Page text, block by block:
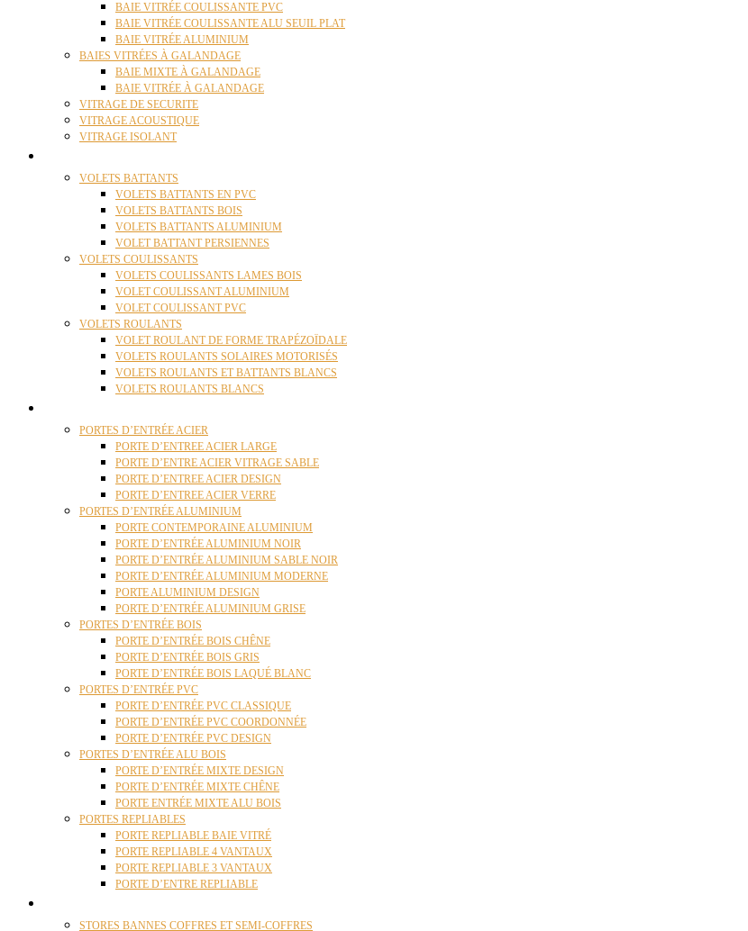
BAIE VITRÉE COULISSANTE PVC
BAIE VITRÉE COULISSANTE ALU SEUIL PLAT
BAIE VITRÉE ALUMINIUM
BAIES VITRÉES À GALANDAGE
BAIE MIXTE À GALANDAGE
BAIE VITRÉE À GALANDAGE
VITRAGE DE SECURITE
VITRAGE ACOUSTIQUE
VITRAGE ISOLANT
VOLETS BATTANTS
VOLETS BATTANTS EN PVC
VOLETS BATTANTS BOIS
VOLETS BATTANTS ALUMINIUM
VOLET BATTANT PERSIENNES
VOLETS COULISSANTS
VOLETS COULISSANTS LAMES BOIS
VOLET COULISSANT ALUMINIUM
VOLET COULISSANT PVC
VOLETS ROULANTS
VOLET ROULANT DE FORME TRAPÉZOÏDALE
VOLETS ROULANTS SOLAIRES MOTORISÉS
VOLETS ROULANTS ET BATTANTS BLANCS
VOLETS ROULANTS BLANCS
PORTES D’ENTRÉE ACIER
PORTE D’ENTREE ACIER LARGE
PORTE D’ENTRE ACIER VITRAGE SABLE
PORTE D’ENTREE ACIER DESIGN
PORTE D’ENTREE ACIER VERRE
PORTES D’ENTRÉE ALUMINIUM
PORTE CONTEMPORAINE ALUMINIUM
PORTE D’ENTRÉE ALUMINIUM NOIR
PORTE D’ENTRÉE ALUMINIUM SABLE NOIR
PORTE D’ENTRÉE ALUMINIUM MODERNE
PORTE ALUMINIUM DESIGN
PORTE D’ENTRÉE ALUMINIUM GRISE
PORTES D’ENTRÉE BOIS
PORTE D’ENTRÉE BOIS CHÊNE
PORTE D’ENTRÉE BOIS GRIS
PORTE D’ENTRÉE BOIS LAQUÉ BLANC
PORTES D’ENTRÉE PVC
PORTE D’ENTRÉE PVC CLASSIQUE
PORTE D’ENTRÉE PVC COORDONNÉE
PORTE D’ENTRÉE PVC DESIGN
PORTES D’ENTRÉE ALU BOIS
PORTE D’ENTRÉE MIXTE DESIGN
PORTE D’ENTRÉE MIXTE CHÊNE
PORTE ENTRÉE MIXTE ALU BOIS
PORTES REPLIABLES
PORTE REPLIABLE BAIE VITRÉ
PORTE REPLIABLE 4 VANTAUX
PORTE REPLIABLE 3 VANTAUX
PORTE D’ENTRE REPLIABLE
STORES BANNES COFFRES ET SEMI-COFFRES